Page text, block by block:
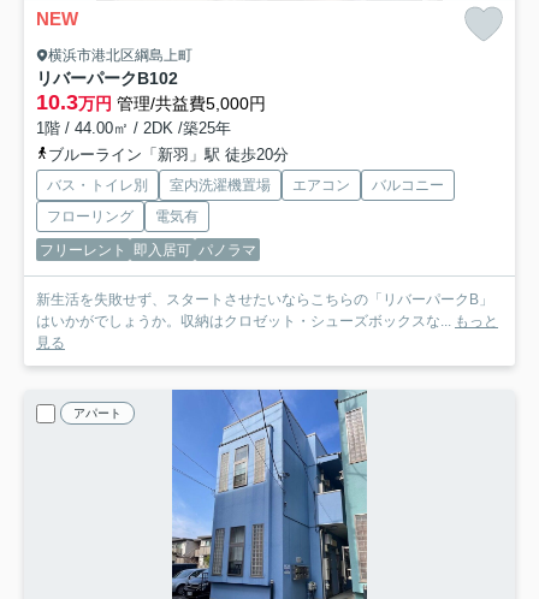
NEW
横浜市港北区綱島上町
リバーパークB102
10.3万円 管理/共益費5,000円
1階 / 44.00㎡ / 2DK /築25年
ブルーライン「新羽」駅 徒歩20分
バス・トイレ別 室内洗濯機置場 エアコン
バルコニー
フローリング
電気有
フリーレント
即入居可 パノラマ
新生活を失敗せず、スタートさせたいならこちらの「リバーパークB」
はいかがでしょうか。収納はクロゼット・シューズボックスな... もっと
見る
アパート